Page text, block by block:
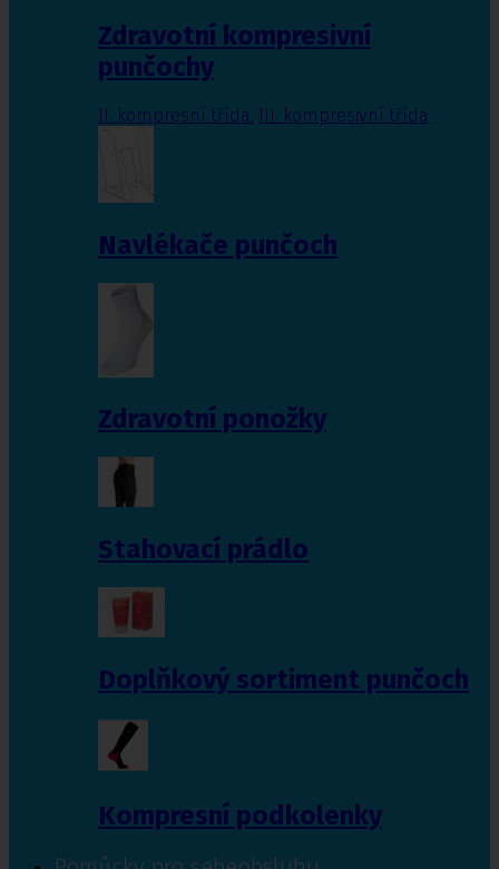
Zdravotní kompresivní
punčochy
II. kompresní třída III. kompresivní třída
Navlékače punčoch
Zdravotní ponožky
Stahovací prádlo
Doplňkový sortiment punčoch
Kompresní podkolenky